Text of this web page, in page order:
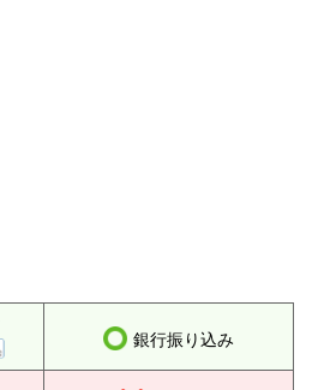
銀行振り込み